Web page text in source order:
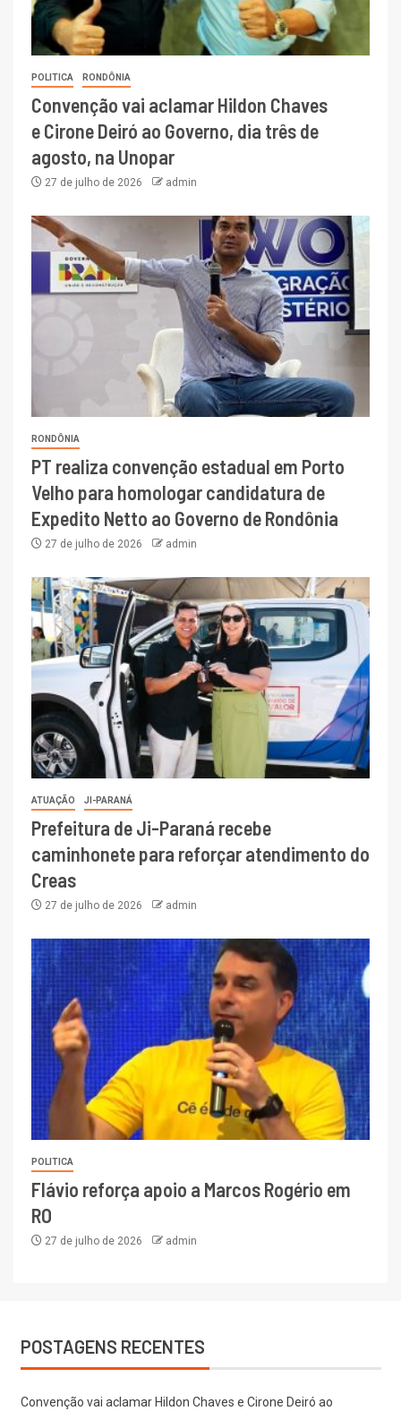
POLITICA RONDÔNIA
Convenção vai aclamar Hildon Chaves
e Cirone Deiró ao Governo, dia três de
agosto, na Unopar
27 de julho de 2026 admin
RONDÔNIA
PT realiza convenção estadual em Porto
Velho para homologar candidatura de
Expedito Netto ao Governo de Rondônia
27 de julho de 2026 admin
ATUAÇÃO JI-PARANÁ
Prefeitura de Ji-Paraná recebe
caminhonete para reforçar atendimento do
Creas
27 de julho de 2026 admin
POLITICA
Flávio reforça apoio a Marcos Rogério em
RO
27 de julho de 2026 admin
POSTAGENS RECENTES
Convenção vai aclamar Hildon Chaves e Cirone Deiró ao